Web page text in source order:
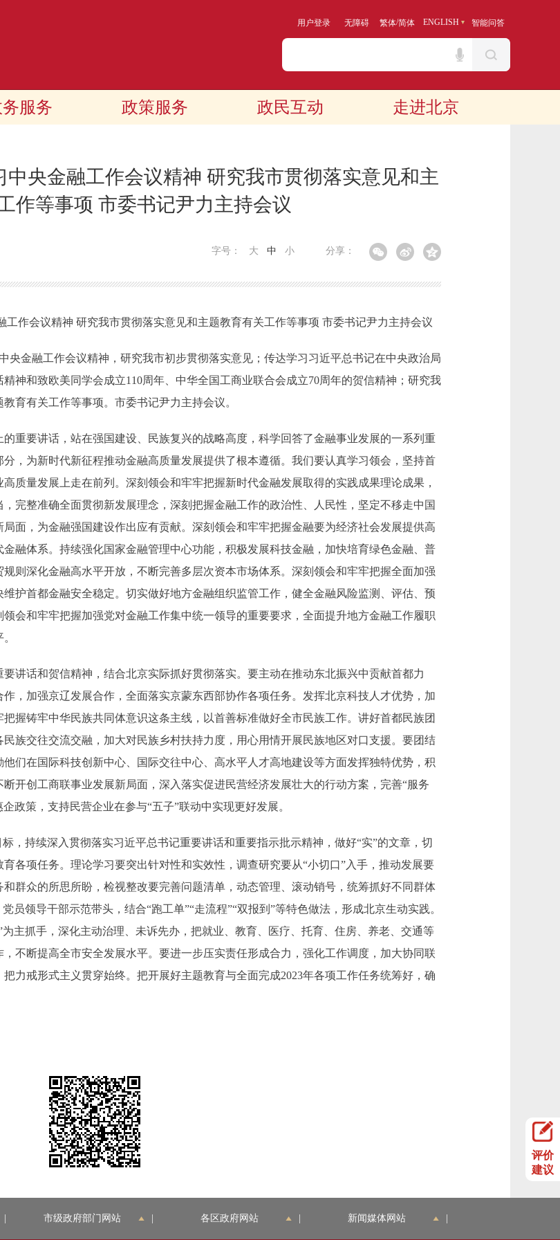
用户登录 无障碍 繁体/简体 ENGLISH 智能问答
服务 政策服务 政民互动 走进北京
央金融工作会议精神 研究我市贯彻落实意见和主
作等事项 市委书记尹力主持会议
分享：
字号： 大 中 小
会议精神 研究我市贯彻落实意见和主题教育有关工作等事项 市委书记尹力主持会议
金融工作会议精神，研究我市初步贯彻落实意见；传达学习习近平总书记在中央政治局
神和致欧美同学会成立110周年、中华全国工商业联合会成立70周年的贺信精神；研究我
育有关工作等事项。市委书记尹力主持会议。
要讲话，站在强国建设、民族复兴的战略高度，科学回答了金融事业发展的一系列重
，为新时代新征程推动金融高质量发展提供了根本遵循。我们要认真学习领会，坚持首
质量发展上走在前列。深刻领会和牢牢把握新时代金融发展取得的实践成果理论成果，
完整准确全面贯彻新发展理念，深刻把握金融工作的政治性、人民性，坚定不移走中国
面，为金融强国建设作出应有贡献。深刻领会和牢牢把握金融要为经济社会发展提供高
融体系。持续强化国家金融管理中心功能，积极发展科技金融，加快培育绿色金融、普
则深化金融高水平开放，不断完善多层次资本市场体系。深刻领会和牢牢把握全面加强
护首都金融安全稳定。切实做好地方金融组织监管工作，健全金融风险监测、评估、预
会和牢牢把握加强党对金融工作集中统一领导的重要要求，全面提升地方金融工作履职
话和贺信精神，结合北京实际抓好贯彻落实。要主动在推动东北振兴中贡献首都力
，加强京辽发展合作，全面落实京蒙东西部协作各项任务。发挥北京科技人才优势，加
握铸牢中华民族共同体意识这条主线，以首善标准做好全市民族工作。讲好首都民族团
族交往交流交融，加大对民族乡村扶持力度，用心用情开展民族地区对口支援。要团结
们在国际科技创新中心、国际交往中心、高水平人才高地建设等方面发挥独特优势，积
开创工商联事业发展新局面，深入落实促进民营经济发展壮大的行动方案，完善“服务
政策，支持民营企业在参与“五子”联动中实现更好发展。
持续深入贯彻落实习近平总书记重要讲话和重要指示批示精神，做好“实”的文章，切
各项任务。理论学习要突出针对性和实效性，调查研究要从“小切口”入手，推动发展要
群众的所思所盼，检视整改要完善问题清单，动态管理、滚动销号，统筹抓好不同群体
员领导干部示范带头，结合“跑工单”“走流程”“双报到”等特色做法，形成北京生动实践。
主抓手，深化主动治理、未诉先办，把就业、教育、医疗、托育、住房、养老、交通等
不断提高全市安全发展水平。要进一步压实责任形成合力，强化工作调度，加大协同联
力戒形式主义贯穿始终。把开展好主题教育与全面完成2023年各项工作任务统筹好，确
评价
建议
市级政府部门网站 各区政府网站 新闻媒体网站